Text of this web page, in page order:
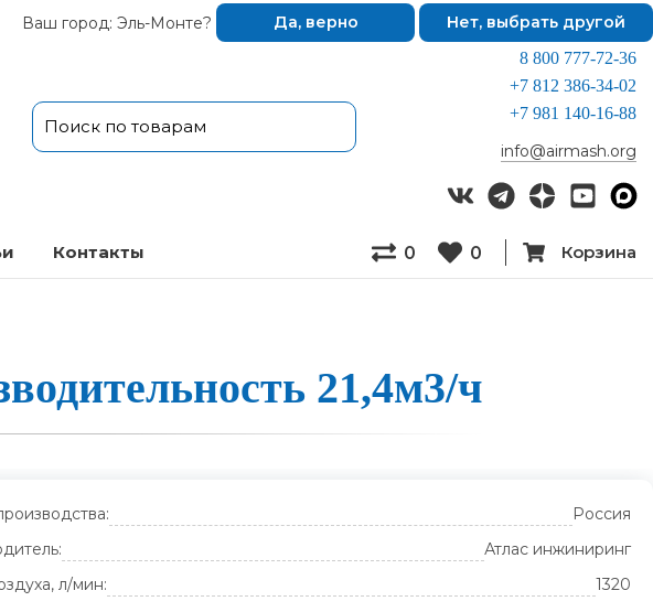
Ваш город: Эль-Монте? Да, верно Нет, выбрать другой
8 800 777-72-36
+7 812 386-34-02
+7 981 140-16-88
info@airmash.org
Кон­так­ты 0 0 Корзина
21,4м3/ч
Россия
Атлас инжиниринг
л/мин:
1320